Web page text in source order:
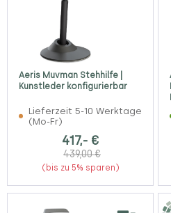
Aeris Muvman Stehhilfe |
Kunstleder konfigurierbar
Lieferzeit 5-10 Werktage
(Mo-Fr)
417,- €
439,00 €
(bis zu 5% sparen)